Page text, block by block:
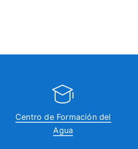
Centro de Formación del
Agua